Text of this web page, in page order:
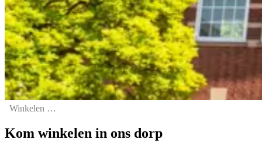
Winkelen in Scherpenzeel
Kom winkelen in ons dorp